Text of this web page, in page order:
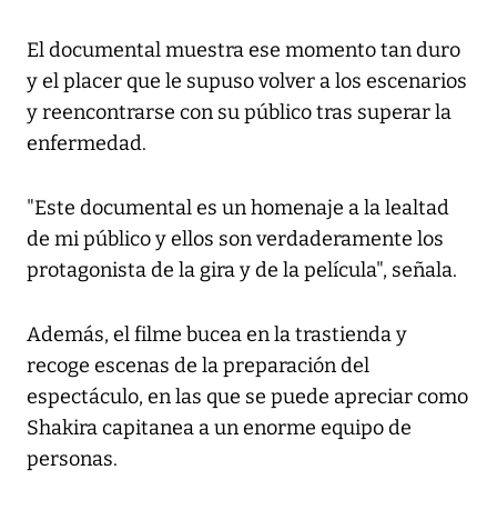
El documental muestra ese momento tan duro
y el placer que le supuso volver a los escenarios
y reencontrarse con su público tras superar la
enfermedad.
"Este documental es un homenaje a la lealtad
de mi público y ellos son verdaderamente los
protagonista de la gira y de la película", señala.
Además, el filme bucea en la trastienda y
recoge escenas de la preparación del
espectáculo, en las que se puede apreciar como
Shakira capitanea a un enorme equipo de
personas.